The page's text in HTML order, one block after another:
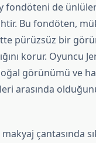
fondöteni de
Bu fondöten,
pürüzsüz bir
korur. Oyuncu
görünümü ve
arasında
çantasında